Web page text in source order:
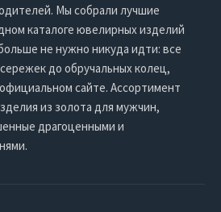
Мы собрали лучшие
каталоге ювелирных изделий
не нужно никуда идти: все
до обручальных колец,
сайте. Ассортимент
из золота для мужчин,
драгоценными и